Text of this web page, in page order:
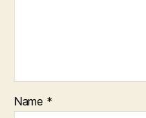
Name *